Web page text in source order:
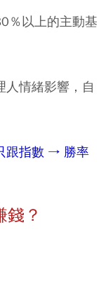
％以上的主動基
人情緒影響，自
跟指數 → 勝率
錢？